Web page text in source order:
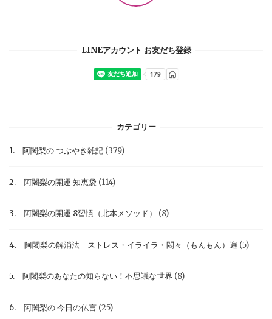
LINEアカウント お友だち登録
カテゴリー
1. 阿闍梨の つぶやき雑記 (379)
2. 阿闍梨の開運 知恵袋 (114)
3. 阿闍梨の開運 8習慣（北本メソッド） (8)
4. 阿闍梨の解消法 ストレス・イライラ・悶々（もんもん）遍 (5)
5. 阿闍梨のあなたの知らない！不思議な世界 (8)
6. 阿闍梨の 今日の仏言 (25)